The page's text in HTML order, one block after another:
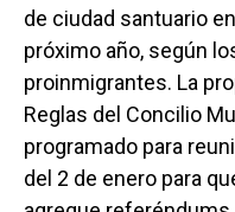
de ciudad santuario
próximo año, según
proinmigrantes. La
Reglas del Concilio
programado para
del 2 de enero para